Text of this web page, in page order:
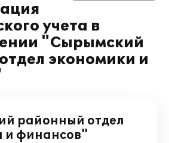
учета в
"Сырымский
экономики и
районный отдел
и финансов"